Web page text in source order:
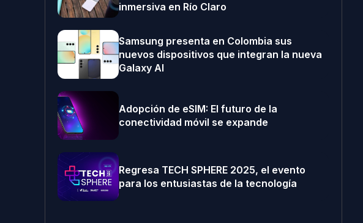
inmersiva en Río Claro
Samsung presenta en Colombia sus
nuevos dispositivos que integran la nueva
Galaxy AI
Adopción de eSIM: El futuro de la
conectividad móvil se expande
Regresa TECH SPHERE 2025, el evento
para los entusiastas de la tecnología